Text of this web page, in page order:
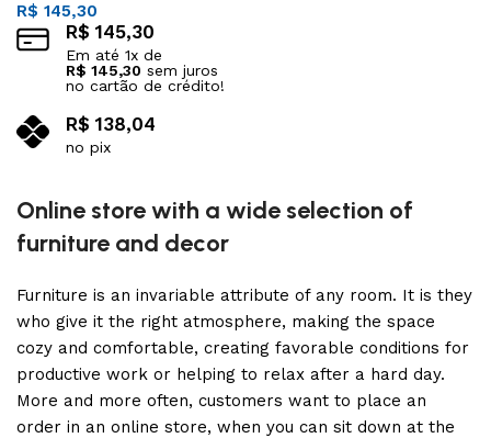
R$ 145,30
R$ 145,30
Em até 1x de
R$ 145,30 sem juros
no cartão de crédito!
R$ 138,04
no pix
Online store with a wide selection of
furniture and decor
Furniture is an invariable attribute of any room. It is they
who give it the right atmosphere, making the space
cozy and comfortable, creating favorable conditions for
productive work or helping to relax after a hard day.
More and more often, customers want to place an
order in an online store, when you can sit down at the